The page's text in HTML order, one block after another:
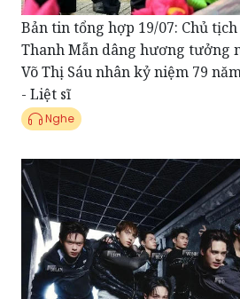
Bản tin tổng hợp 19/07: Chủ
Thanh Mẫn dâng hương tưởng
Võ Thị Sáu nhân kỷ niệm 79
- Liệt sĩ
Nghe